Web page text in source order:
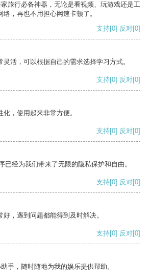
旅行必备神器，无论是看视频、玩游戏还是工
，再也不用担心网速卡顿了。
支持[0] 反对[0]
活，可以根据自己的需求选择学习方式。
支持[0] 反对[0]
，使用起来非常方便。
支持[0] 反对[0]
已经为我们带来了无限的隐私保护和自由。
支持[0] 反对[0]
，遇到问题都能得到及时解决。
支持[0] 反对[0]
手，随时随地为我的娱乐提供帮助。